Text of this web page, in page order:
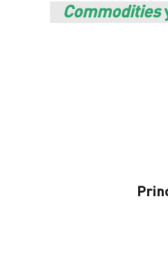
Commodities